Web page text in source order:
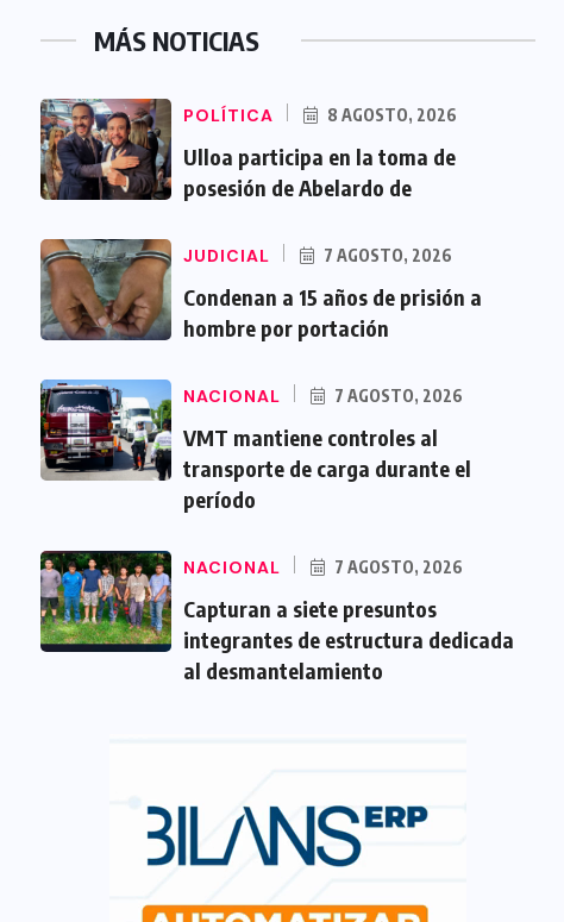
MÁS NOTICIAS
POLÍTICA 8 AGOSTO, 2026
Ulloa participa en la toma de
posesión de Abelardo de
JUDICIAL 7 AGOSTO, 2026
Condenan a 15 años de prisión a
hombre por portación
NACIONAL 7 AGOSTO, 2026
VMT mantiene controles al
transporte de carga durante el
período
NACIONAL 7 AGOSTO, 2026
Capturan a siete presuntos
integrantes de estructura dedicada
al desmantelamiento